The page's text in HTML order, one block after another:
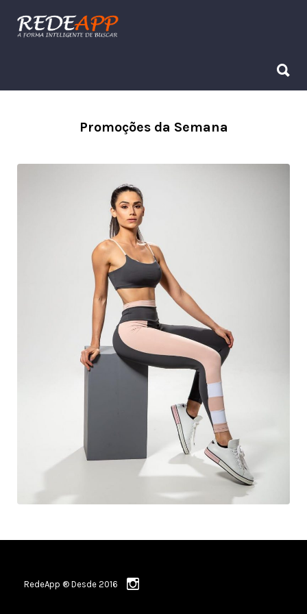
Procurar:
Promoções da Semana
RedeApp ® Desde 2016